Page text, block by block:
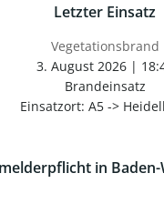
Letzter Einsatz
Vegetationsbrand
3. August 2026|
Brandeinsatz
Einsatzort: A5 ->
in